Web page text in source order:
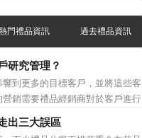
門禮品資訊 過去禮品資訊
研究管理？
到更多的目標客戶，並將這些客
銷需要禮品經銷商對於客戶進行
客戶的貢獻度，從而有的放矢的
需要對於客戶研究方面更多地投
出三大誤區